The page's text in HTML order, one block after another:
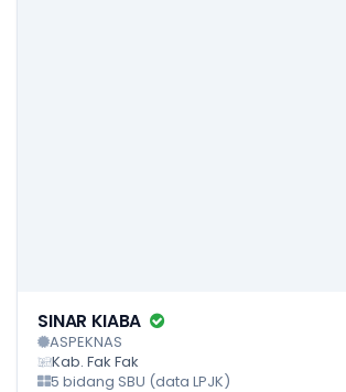
SINAR KIABA
ASPEKNAS
Kab. Fak Fak
5 bidang SBU (data LPJK)